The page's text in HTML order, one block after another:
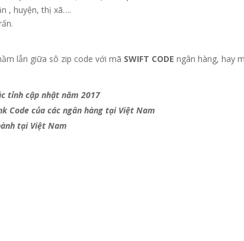
, huyện, thị xã….
lẫn giữa sô zip code với mã SWIFT CODE ngân hàng, hay
tỉnh cập nhật năm 2017
Code của các ngân hàng tại Việt Nam
tại Việt Nam